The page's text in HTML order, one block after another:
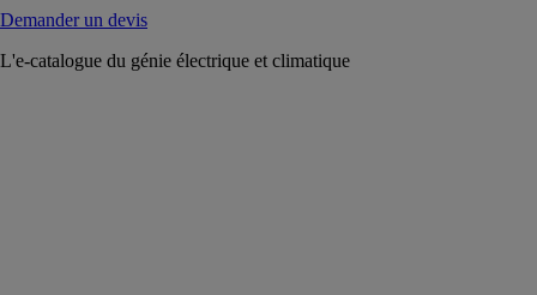
Demander un devis
L'e-catalogue du génie électrique et climatique